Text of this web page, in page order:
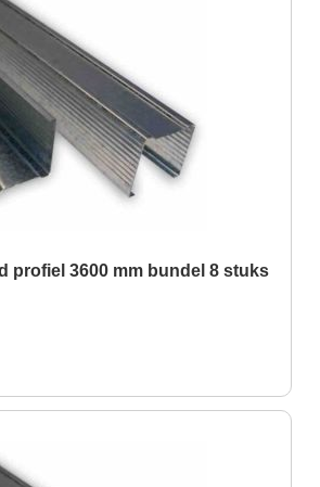
profiel 3600 mm bundel 8 stuks